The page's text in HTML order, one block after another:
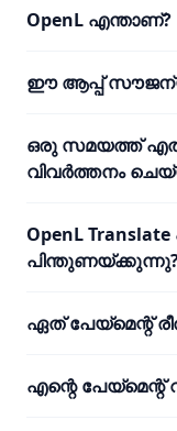
OpenL എന്താണ്?
ഈ ആപ്പ്
ഒരു സമയത്ത്
വിവർത്തനം
OpenL
ഏത് പേയ്മെന്റ്
എന്റെ